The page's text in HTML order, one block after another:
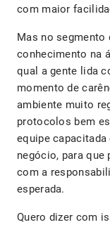
com maior
Mas no segmento
conhecimento na
qual a gente lida
momento de
ambiente muito
protocolos bem
equipe
negócio, para
com a
esperada.
Quero dizer com